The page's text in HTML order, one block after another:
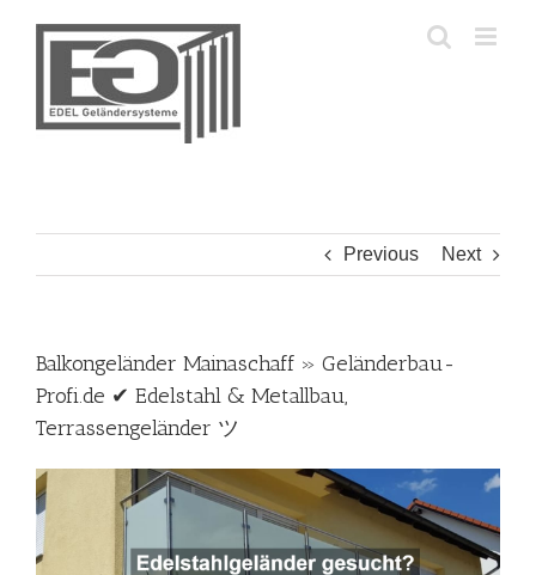
Previous Next
Balkongeländer Mainaschaff » Geländerbau-
Profi.de ✔ Edelstahl & Metallbau,
Terrassengeländer ツ